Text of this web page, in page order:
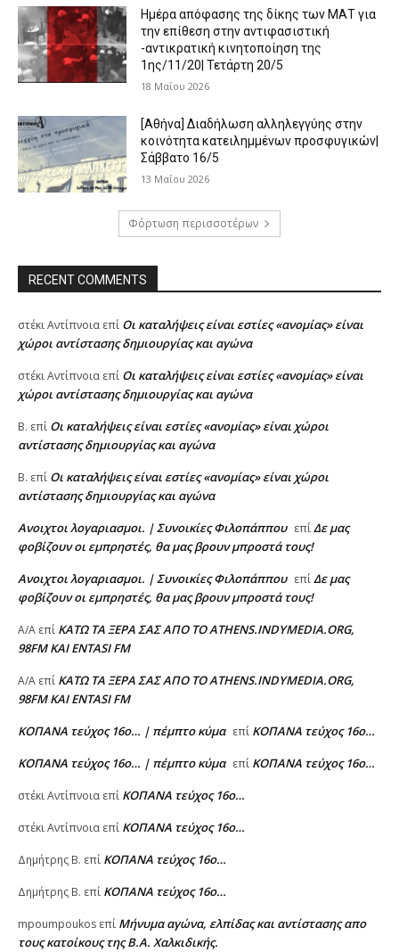
Ημέρα απόφασης της δίκης των ΜΑΤ για
την επίθεση στην αντιφασιστική
-αντικρατική κινητοποίηση της
1ης/11/20| Τετάρτη 20/5
18 Μαΐου 2026
[Αθήνα] Διαδήλωση αλληλεγγύης στην
κοινότητα κατειλημμένων προσφυγικών|
Σάββατο 16/5
13 Μαΐου 2026
Φόρτωση περισσοτέρων
RECENT COMMENTS
στέκι Αντίπνοια επί Oι καταλήψεις είναι εστίες «ανομίας» είναι
χώροι αντίστασης δημιουργίας και αγώνα
στέκι Αντίπνοια επί Oι καταλήψεις είναι εστίες «ανομίας» είναι
χώροι αντίστασης δημιουργίας και αγώνα
Β. επί Oι καταλήψεις είναι εστίες «ανομίας» είναι χώροι
αντίστασης δημιουργίας και αγώνα
Β. επί Oι καταλήψεις είναι εστίες «ανομίας» είναι χώροι
αντίστασης δημιουργίας και αγώνα
Ανοιχτοι λογαριασμοι. | Συνοικίες Φιλοπάππου επίΔε μας
φοβίζουν οι εμπρηστές, θα μας βρουν μπροστά τους!
Ανοιχτοι λογαριασμοι. | Συνοικίες Φιλοπάππου επίΔε μας
φοβίζουν οι εμπρηστές, θα μας βρουν μπροστά τους!
A/A επί ΚΑΤΩ ΤΑ ΞΕΡΑ ΣΑΣ ΑΠΟ ΤΟ ATHENS.INDYMEDIA.ORG,
98FM ΚΑΙ ENTASI FM
A/A επί ΚΑΤΩ ΤΑ ΞΕΡΑ ΣΑΣ ΑΠΟ ΤΟ ATHENS.INDYMEDIA.ORG,
98FM ΚΑΙ ENTASI FM
ΚΟΠΑΝΑ τεύχος 16ο… | πέμπτο κύμα επί ΚΟΠΑΝΑ τεύχος 16ο…
ΚΟΠΑΝΑ τεύχος 16ο… | πέμπτο κύμα επί ΚΟΠΑΝΑ τεύχος 16ο…
στέκι Αντίπνοια επί ΚΟΠΑΝΑ τεύχος 16ο…
στέκι Αντίπνοια επί ΚΟΠΑΝΑ τεύχος 16ο…
Δημήτρης Β. επί ΚΟΠΑΝΑ τεύχος 16ο…
Δημήτρης Β. επί ΚΟΠΑΝΑ τεύχος 16ο…
mpoumpoukos επί Μήνυμα αγώνα, ελπίδας και αντίστασης απο
τους κατοίκους της Β.Α. Χαλκιδικής.